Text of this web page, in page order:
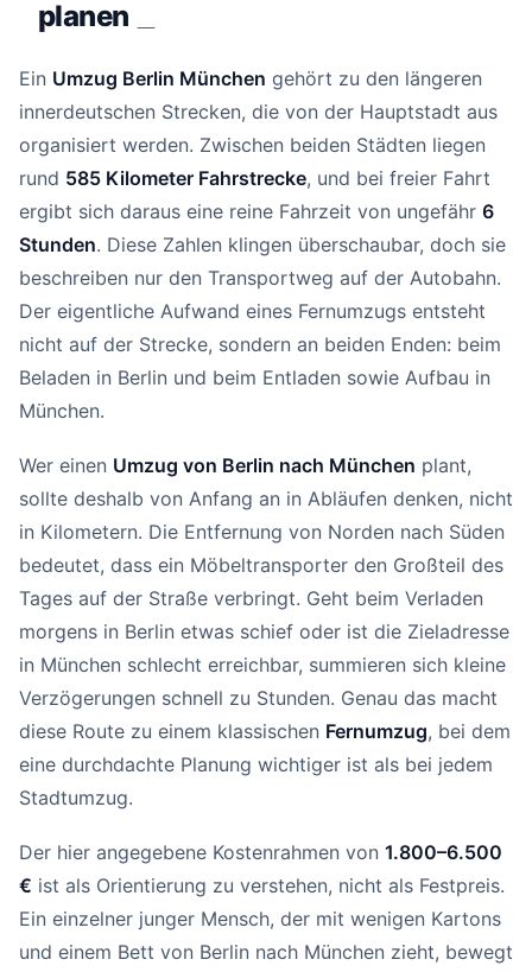
planen
Ein Umzug Berlin München gehört zu den längeren
innerdeutschen Strecken, die von der Hauptstadt aus
organisiert werden. Zwischen beiden Städten liegen
rund 585 Kilometer Fahrstrecke, und bei freier Fahrt
ergibt sich daraus eine reine Fahrzeit von ungefähr 6
Stunden. Diese Zahlen klingen überschaubar, doch sie
beschreiben nur den Transportweg auf der Autobahn.
Der eigentliche Aufwand eines Fernumzugs entsteht
nicht auf der Strecke, sondern an beiden Enden: beim
Beladen in Berlin und beim Entladen sowie Aufbau in
München.
Wer einen Umzug von Berlin nach München plant,
sollte deshalb von Anfang an in Abläufen denken, nicht
in Kilometern. Die Entfernung von Norden nach Süden
bedeutet, dass ein Möbeltransporter den Großteil des
Tages auf der Straße verbringt. Geht beim Verladen
morgens in Berlin etwas schief oder ist die Zieladresse
in München schlecht erreichbar, summieren sich kleine
Verzögerungen schnell zu Stunden. Genau das macht
diese Route zu einem klassischen Fernumzug, bei dem
eine durchdachte Planung wichtiger ist als bei jedem
Stadtumzug.
Der hier angegebene Kostenrahmen von 1.800–6.500
€ ist als Orientierung zu verstehen, nicht als Festpreis.
Ein einzelner junger Mensch, der mit wenigen Kartons
und einem Bett von Berlin nach München zieht, bewegt